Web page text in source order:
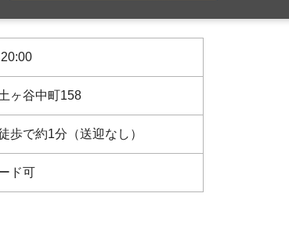
ヶ谷中町158
歩で約1分（送迎なし）
ド可